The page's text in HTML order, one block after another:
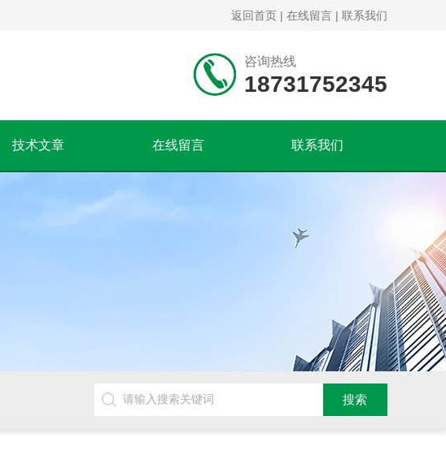
返回首页 | 在线留言 | 联系我们
咨询热线
18731752345
技术文章 在线留言 联系我们